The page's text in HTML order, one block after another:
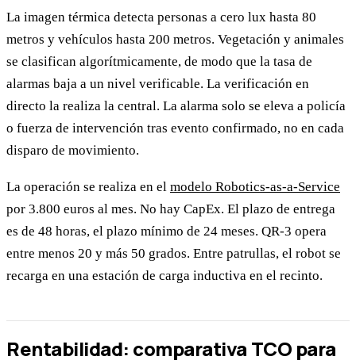
La imagen térmica detecta personas a cero lux hasta 80
metros y vehículos hasta 200 metros. Vegetación y animales
se clasifican algorítmicamente, de modo que la tasa de
alarmas baja a un nivel verificable. La verificación en
directo la realiza la central. La alarma solo se eleva a policía
o fuerza de intervención tras evento confirmado, no en cada
disparo de movimiento.
La operación se realiza en el modelo Robotics-as-a-Service
por 3.800 euros al mes. No hay CapEx. El plazo de entrega
es de 48 horas, el plazo mínimo de 24 meses. QR-3 opera
entre menos 20 y más 50 grados. Entre patrullas, el robot se
recarga en una estación de carga inductiva en el recinto.
Rentabilidad: comparativa TCO para